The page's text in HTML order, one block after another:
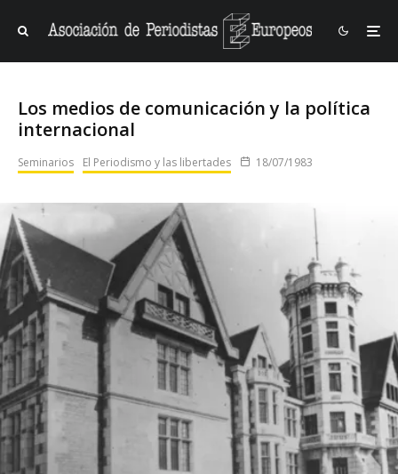
Los medios de comunicación y la política
internacional
Seminarios El Periodismo y las libertades 18/07/1983